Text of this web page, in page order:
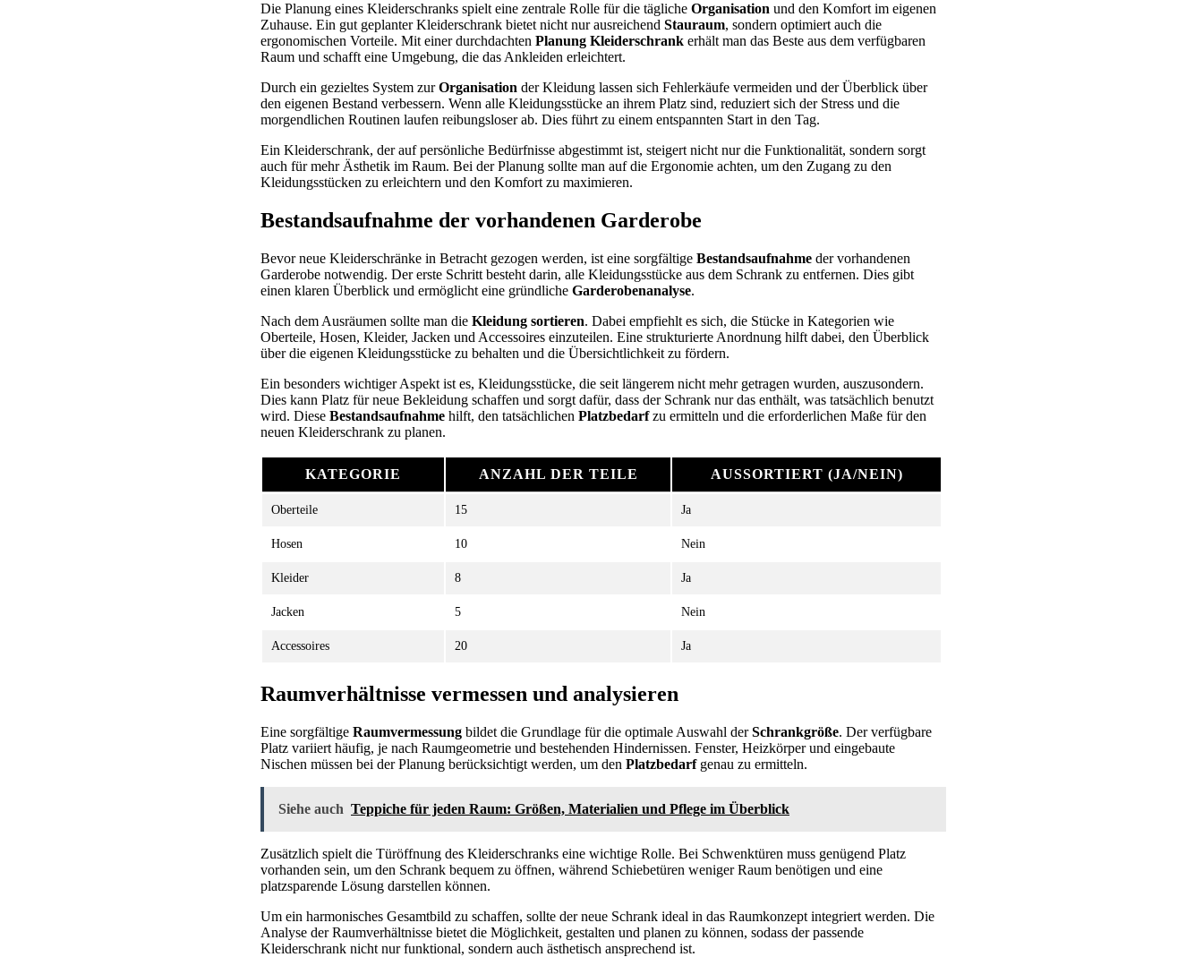
Die Planung eines Kleiderschranks spielt eine zentrale Rolle für die tägliche Organisation und den Komfort im eigenen
Zuhause. Ein gut geplanter Kleiderschrank bietet nicht nur ausreichend Stauraum, sondern optimiert auch die
ergonomischen Vorteile. Mit einer durchdachten Planung Kleiderschrank erhält man das Beste aus dem verfügbaren
Raum und schafft eine Umgebung, die das Ankleiden erleichtert.
Durch ein gezieltes System zurOrganisation der Kleidung lassen sich Fehlerkäufe vermeiden und der Überblick über
den eigenen Bestand verbessern. Wenn alle Kleidungsstücke an ihrem Platz sind, reduziert sich der Stress und die
morgendlichen Routinen laufen reibungsloser ab. Dies führt zu einem entspannten Start in den Tag.
Ein Kleiderschrank, der auf persönliche Bedürfnisse abgestimmt ist, steigert nicht nur die Funktionalität, sondern sorgt
auch für mehr Ästhetik im Raum. Bei der Planung sollte man auf die Ergonomie achten, um den Zugang zu den
Kleidungsstücken zu erleichtern und den Komfort zu maximieren.
Bestandsaufnahme der vorhandenen Garderobe
Bevor neue Kleiderschränke in Betracht gezogen werden, ist eine sorgfältige Bestandsaufnahme der vorhandenen
Garderobe notwendig. Der erste Schritt besteht darin, alle Kleidungsstücke aus dem Schrank zu entfernen. Dies gibt
einen klaren Überblick und ermöglicht eine gründliche Garderobenanalyse.
Nach dem Ausräumen sollte man die Kleidung sortieren. Dabei empfiehlt es sich, die Stücke in Kategorien wie
Oberteile, Hosen, Kleider, Jacken und Accessoires einzuteilen. Eine strukturierte Anordnung hilft dabei, den Überblick
über die eigenen Kleidungsstücke zu behalten und die Übersichtlichkeit zu fördern.
Ein besonders wichtiger Aspekt ist es, Kleidungsstücke, die seit längerem nicht mehr getragen wurden, auszusondern.
Dies kann Platz für neue Bekleidung schaffen und sorgt dafür, dass der Schrank nur das enthält, was tatsächlich benutzt
wird. Diese Bestandsaufnahme hilft, den tatsächlichen Platzbedarfzu ermitteln und die erforderlichen Maße für den
neuen Kleiderschrank zu planen.
KATEGORIE ANZAHL DER TEILE AUSSORTIERT (JA/NEIN)
Oberteile 15 Ja
Hosen 10 Nein
Kleider 8 Ja
Jacken 5 Nein
Accessoires 20 Ja
Raumverhältnisse vermessen und analysieren
Eine sorgfältige Raumvermessung bildet die Grundlage für die optimale Auswahl derSchrankgröße. Der verfügbare
Platz variiert häufig, je nach Raumgeometrie und bestehenden Hindernissen. Fenster, Heizkörper und eingebaute
Nischen müssen bei der Planung berücksichtigt werden, um den Platzbedarfgenau zu ermitteln.
Siehe auch Teppiche für jeden Raum: Größen, Materialien und Pflege im Überblick
Zusätzlich spielt die Türöffnung des Kleiderschranks eine wichtige Rolle. Bei Schwenktüren muss genügend Platz
vorhanden sein, um den Schrank bequem zu öffnen, während Schiebetüren weniger Raum benötigen und eine
platzsparende Lösung darstellen können.
Um ein harmonisches Gesamtbild zu schaffen, sollte der neue Schrank ideal in das Raumkonzept integriert werden. Die
Analyse der Raumverhältnisse bietet die Möglichkeit, gestalten und planen zu können, sodass der passende
Kleiderschrank nicht nur funktional, sondern auch ästhetisch ansprechend ist.